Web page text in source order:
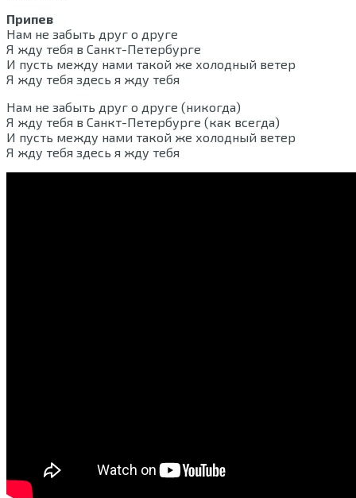
Припев
Нам не забыть друг о друге
Я жду тебя в Санкт-Петербурге
И пусть между нами такой же холодный ветер
Я жду тебя здесь я жду тебя
Нам не забыть друг о друге (никогда)
Я жду тебя в Санкт-Петербурге (как всегда)
И пусть между нами такой же холодный ветер
Я жду тебя здесь я жду тебя